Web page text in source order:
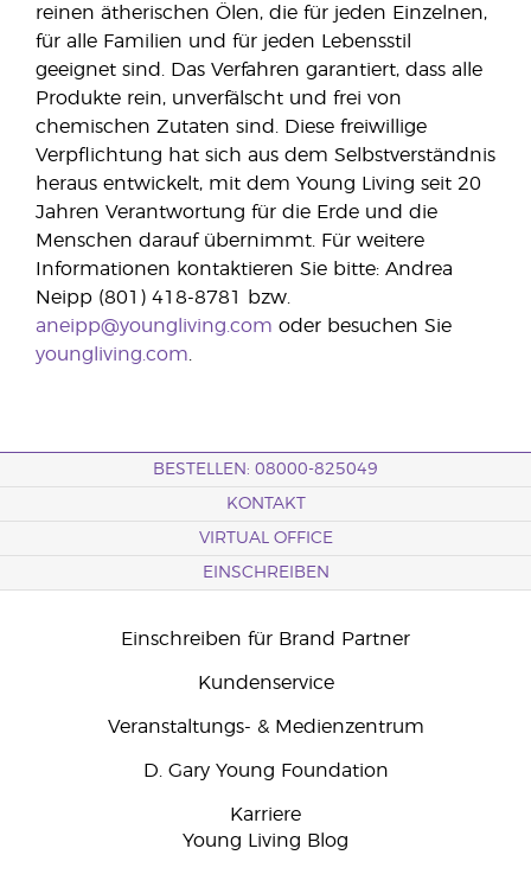
reinen ätherischen Ölen, die für jeden Einzelnen,
für alle Familien und für jeden Lebensstil
geeignet sind. Das Verfahren garantiert, dass alle
Produkte rein, unverfälscht und frei von
chemischen Zutaten sind. Diese freiwillige
Verpflichtung hat sich aus dem Selbstverständnis
heraus entwickelt, mit dem Young Living seit 20
Jahren Verantwortung für die Erde und die
Menschen darauf übernimmt. Für weitere
Informationen kontaktieren Sie bitte: Andrea
Neipp (801) 418-8781 bzw.
aneipp@youngliving.com oder besuchen Sie
youngliving.com
BESTELLEN: 08000-825049
KONTAKT
VIRTUAL OFFICE
EINSCHREIBEN
Einschreiben für Brand Partner
Kundenservice
Veranstaltungs- & Medienzentrum
D. Gary Young Foundation
Karriere
Young Living Blog